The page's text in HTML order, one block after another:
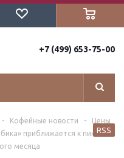
+7 (499) 653-75-00
- Кофейные новости -
Цены
приближается к пиковым
месяца
RSS